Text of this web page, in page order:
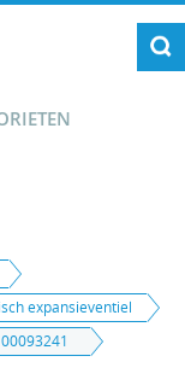
expansieventiel
00093241